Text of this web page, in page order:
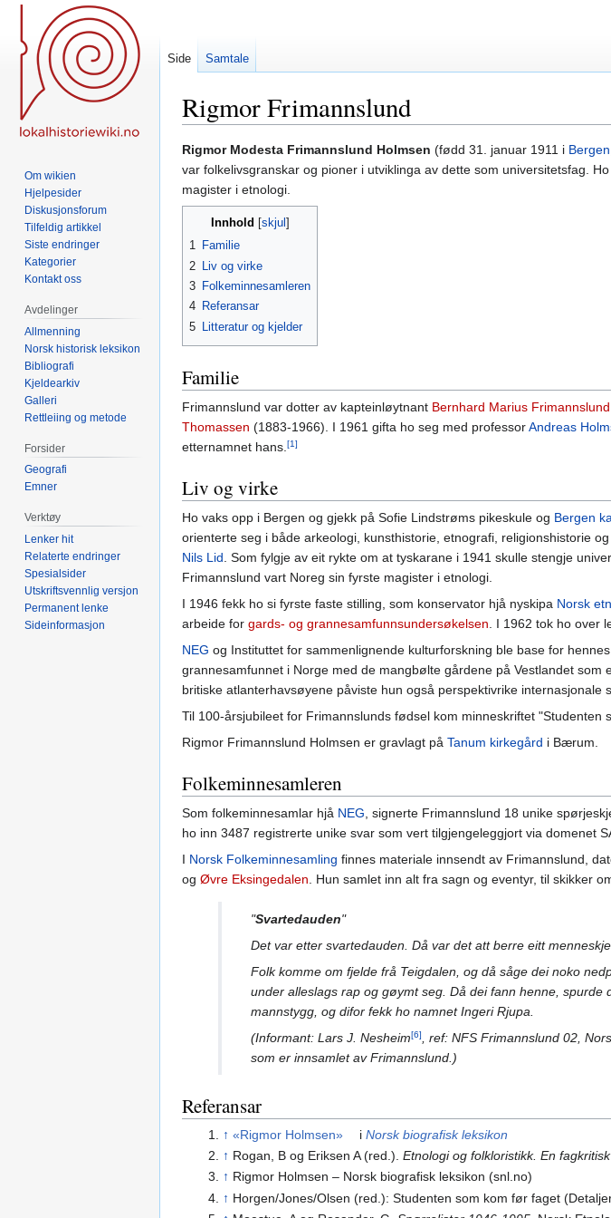
Rigmor Frimannslund
Hopp
til
navigering
Hopp
til
søk
Rigmor Modesta Frimannslund Holmsen (fødd 31. januar 1911 i Bergen
var folkelivsgranskar og pioner i utviklinga av dette som universitetsfag.
magister i etnologi.
Innhold
1 Familie
2
Liv og virke
3 Folkeminnesamleren
4 Referansar
5
Litteratur og kjelder
Familie
Frimannslund var dotter av kapteinløytnant Bernhard Marius Frimannslund
Thomassen (1883-1966). I 1961 gifta ho seg med professorAndreas
etternamnet hans.[1]
Liv og virke
Ho vaks opp i Bergen og gjekk på Sofie Lindstrøms pikeskule og Bergen
orienterte seg i både arkeologi, kunsthistorie, etnografi, religionshistorie
Nils Lid. Som fylgje av eit rykte om at tyskarane i 1941 skulle stengje
Frimannslund vart Noreg sin fyrste magister i etnologi.
I 1946 fekk ho si fyrste faste stilling, som konservator hjå nyskipa Norsk
arbeide for gards- og grannesamfunnsundersøkelsen. I 1962 tok ho over
NEG og Instituttet for sammenlignende kulturforskning ble base for
grannesamfunnet i Norge med de mangbølte gårdene på Vestlandet
britiske atlanterhavsøyene påviste hun også perspektivrike internasjonale
Til 100-årsjubileet for Frimannslunds fødsel kom minneskriftet "Studenten
Rigmor Frimannslund Holmsen er gravlagt på Tanum kirkegård i Bærum.
Folkeminnesamleren
Som folkeminnesamlar hjå NEG, signerte Frimannslund 18 unike
ho inn 3487 registrerte unike svar som vert tilgjengeleggjort via domenet
I Norsk Folkeminnesamling finnes materiale innsendt av Frimannslund,
og Øvre Eksingedalen. Hun samlet inn alt fra sagn og eventyr, til skikker
"Svartedauden"
Det var etter svartedauden. Då var det att berre eitt
Folk komme om fjelde frå Teigdalen, og då såge dei noko
under alleslags rap og gøymt seg. Då dei fann henne,
mannstygg, og difor fekk ho namnet Ingeri Rjupa.
(Informant: Lars J. Nesheim[6], ref: NFS Frimannslund 02,
som er innsamlet av Frimannslund.)
Referansar
↑ «Rigmor Holmsen» i Norsk biografisk leksikon
↑ Rogan, B og Eriksen A (red.). Etnologi og folkloristikk. En
↑ Rigmor Holmsen – Norsk biografisk leksikon (snl.no)
↑ Horgen/Jones/Olsen (red.): Studenten som kom før faget
Side Samtale
Om wikien
Hjelpesider
Diskusjonsforum
Tilfeldig artikkel
Siste endringer
Kategorier
Kontakt oss
Avdelinger
Allmenning
Norsk historisk leksikon
Bibliografi
Kjeldearkiv
Galleri
Rettleiing og metode
Forsider
Geografi
Emner
Verktøy
Lenker hit
Relaterte endringer
Spesialsider
Utskriftsvennlig versjon
Permanent lenke
Sideinformasjon